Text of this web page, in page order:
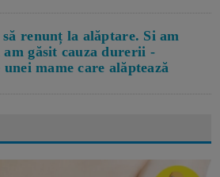
renunț la alăptare. Si am
am găsit cauza durerii -
mame care alăptează